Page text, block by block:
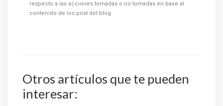
respecto a las acciones tomadas o no tomadas en base al
contenido de los post del blog.
Otros artículos que te pueden
interesar: